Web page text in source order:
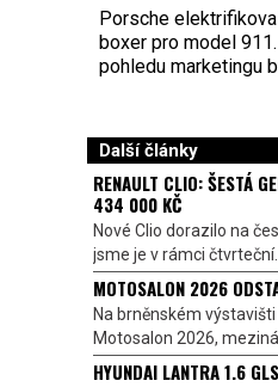
Porsche
boxer pro model
pohledu marketingu
Další články
RENAULT CLIO: ŠESTÁ
434 000 KČ
Nové Clio dorazilo na
jsme je v rámci
MOTOSALON 2026
Na brněnském
Motosalon 2026,
HYUNDAI LANTRA 1.6